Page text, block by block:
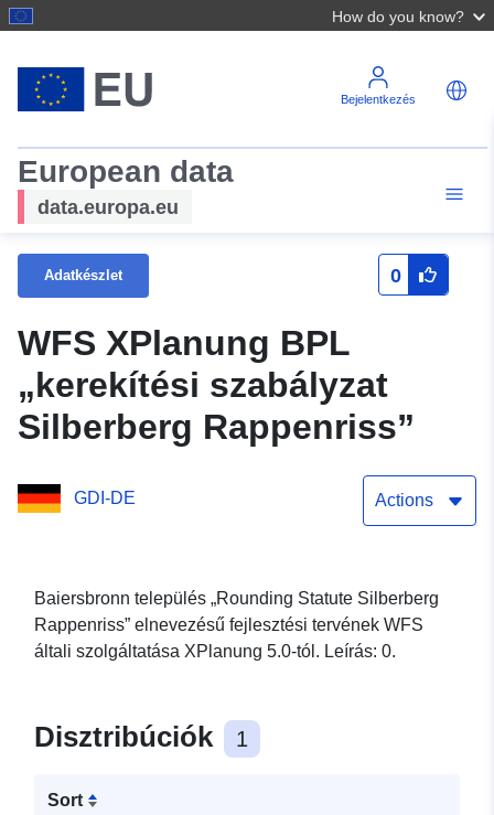
How do you know?
Bejelentkezés
European data
data.europa.eu
Adatkészlet 0
WFS XPlanung BPL
„kerekítési szabályzat
Silberberg Rappenriss”
GDI-DE Actions
Baiersbronn település „Rounding Statute Silberberg
Rappenriss” elnevezésű fejlesztési tervének WFS
általi szolgáltatása XPlanung 5.0-tól. Leírás: 0.
Disztribúciók 1
Sort